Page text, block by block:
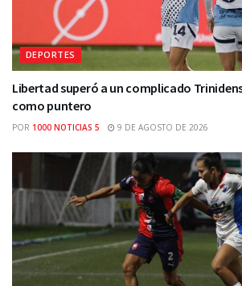
DEPORTES
Libertad superó a un complicado
como puntero
POR 1000 NOTICIAS 5 9 DE AGOSTO DE 2026